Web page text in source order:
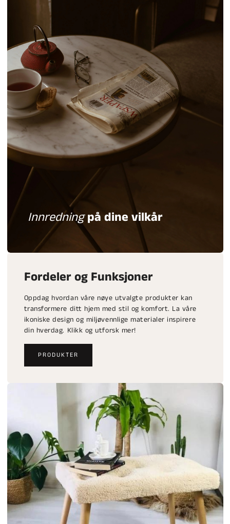
Innredningpå dine vilkår
Fordeler og Funksjoner
Oppdag hvordan våre nøye utvalgte produkter kan
transformere ditt hjem med stil og komfort. La våre
ikoniske design og miljøvennlige materialer inspirere
din hverdag. Klikk og utforsk mer!
PRODUKTER